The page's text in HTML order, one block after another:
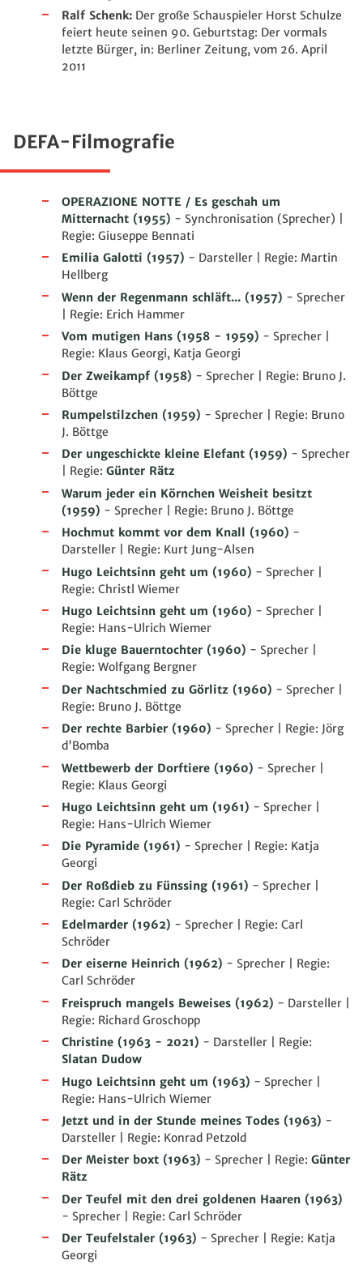
Ralf Schenk: Der große Schauspieler Horst Schulze
feiert heute seinen 90. Geburtstag: Der vormals
letzte Bürger, in: Berliner Zeitung, vom 26. April
2011
DEFA-Filmografie
OPERAZIONE NOTTE / Es geschah um
Mitternacht (1955) - Synchronisation (Sprecher) |
Regie: Giuseppe Bennati
Emilia Galotti (1957) - Darsteller | Regie: Martin
Hellberg
Wenn der Regenmann schläft... (1957) - Sprecher
| Regie: Erich Hammer
Vom mutigen Hans (1958 - 1959) - Sprecher |
Regie: Klaus Georgi, Katja Georgi
Der Zweikampf (1958) - Sprecher | Regie: Bruno J.
Böttge
Rumpelstilzchen (1959) - Sprecher | Regie: Bruno
J. Böttge
Der ungeschickte kleine Elefant (1959) - Sprecher
| Regie: Günter Rätz
Warum jeder ein Körnchen Weisheit besitzt
(1959) - Sprecher | Regie: Bruno J. Böttge
Hochmut kommt vor dem Knall (1960) -
Darsteller | Regie: Kurt Jung-Alsen
Hugo Leichtsinn geht um (1960) - Sprecher |
Regie: Christl Wiemer
Hugo Leichtsinn geht um (1960) - Sprecher |
Regie: Hans-Ulrich Wiemer
Die kluge Bauerntochter (1960) - Sprecher |
Regie: Wolfgang Bergner
Der Nachtschmied zu Görlitz (1960) - Sprecher |
Regie: Bruno J. Böttge
Der rechte Barbier (1960) - Sprecher | Regie: Jörg
d'Bomba
Wettbewerb der Dorftiere (1960) - Sprecher |
Regie: Klaus Georgi
Hugo Leichtsinn geht um (1961) - Sprecher |
Regie: Hans-Ulrich Wiemer
Die Pyramide (1961) - Sprecher | Regie: Katja
Georgi
Der Roßdieb zu Fünssing (1961) - Sprecher |
Regie: Carl Schröder
Edelmarder (1962) - Sprecher | Regie: Carl
Schröder
Der eiserne Heinrich (1962) - Sprecher | Regie:
Carl Schröder
Freispruch mangels Beweises (1962) - Darsteller |
Regie: Richard Groschopp
Christine (1963 - 2021) - Darsteller | Regie:
Slatan Dudow
Hugo Leichtsinn geht um (1963) - Sprecher |
Regie: Hans-Ulrich Wiemer
Jetzt und in der Stunde meines Todes (1963) -
Darsteller | Regie: Konrad Petzold
Der Meister boxt (1963) - Sprecher | Regie: Günter
Rätz
Der Teufel mit den drei goldenen Haaren (1963)
- Sprecher | Regie: Carl Schröder
Der Teufelstaler (1963) - Sprecher | Regie: Katja
Georgi